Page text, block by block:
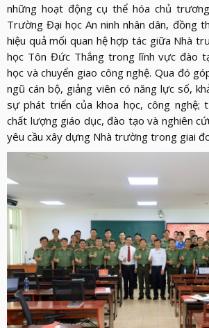
những hoạt động cụ thể hóa chủ
Trường Đại học An ninh nhân dân, đồng
hiệu quả mối quan hệ hợp tác giữa Nhà
học Tôn Đức Thắng trong lĩnh vực đào
học và chuyển giao công nghệ. Qua đó
ngũ cán bộ, giảng viên có năng lực số,
sự phát triển của khoa học, công nghệ;
chất lượng giáo dục, đào tạo và nghiên
yêu cầu xây dựng Nhà trường trong giai